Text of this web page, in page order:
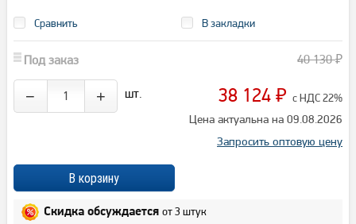
Сравнить В закладки
Под заказ
− + шт.
40 130₽
38 124 ₽ с НДС 22%
Цена актуальна на 09.08.2026
Запросить оптовую цену
Скидка обсуждается от 3 штук